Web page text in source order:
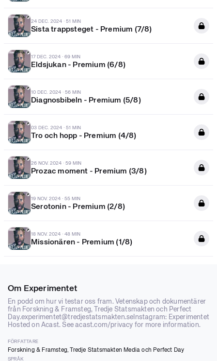
24 DEC. 2024 · 51 MIN
Sista trappsteget - Premium (7/8)
17 DEC. 2024 · 69 MIN
Eldsjukan - Premium (6/8)
10 DEC. 2024 · 56 MIN
Diagnosbibeln - Premium (5/8)
03 DEC. 2024 · 51 MIN
Tro och hopp - Premium (4/8)
26 NOV. 2024 · 59 MIN
Prozac moment - Premium (3/8)
19 NOV. 2024 · 55 MIN
Serotonin - Premium (2/8)
18 NOV. 2024 · 48 MIN
Missionären - Premium (1/8)
Om Experimentet
En podd om hur vi testar oss fram. Vetenskap och dokumentärer
från Forskning & Framsteg, Tredje Statsmakten och Perfect
Day.experimentet@tredjestatsmakten.seInstagram: Experimentet
Hosted on Acast. Seeacast.com/privacy for more information.
FÖRFATTARE
Forskning & Framsteg, Tredje Statsmakten Media och Perfect Day
SPRÅK